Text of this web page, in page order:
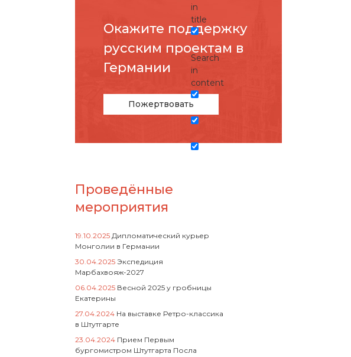
in
title
Search
in
content
Окажите поддержку
русcким проектам в
Германии
Пожертвовать
Проведённые
мероприятия
19.10.2025 Дипломатический курьер
Монголии в Германии
30.04.2025 Экспедиция
Марбахвояж-2027
06.04.2025 Весной 2025 у гробницы
Екатерины
27.04.2024 На выставке Ретро-классика
в Штутгарте
23.04.2024 Прием Первым
бургомистром Штутгарта Посла